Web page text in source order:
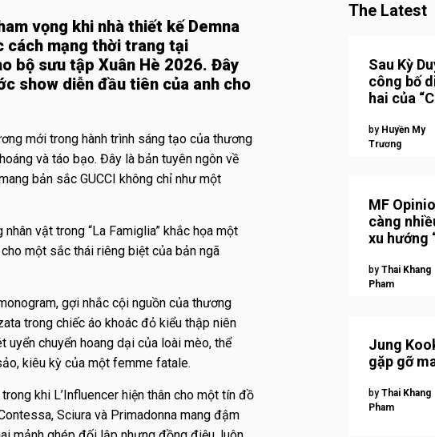
vọng khi nhà thiết kế Demna
cách mạng thời trang tại
bộ sưu tập Xuân Hè 2026. Đây
show diễn đầu tiên của anh cho
mới trong hành trình sáng tạo của thương
và táo bạo. Đây là bản tuyên ngôn về
bản sắc GUCCI không chỉ như một
vật trong “La Famiglia” khắc họa một
một sắc thái riêng biệt của bản ngã
gợi nhắc cội nguồn của thương
trong chiếc áo khoác đỏ kiểu thập niên
chuyển hoang dại của loài mèo, thể
kiêu kỳ của một femme fatale.
khi L’Influencer hiện thân cho một tín đồ
Sciura và Primadonna mang đậm
The Latest
Sau Kỳ
công bố
hai của
by Huyền My
Trương
MF
càng
xu hướng
by Thai Khang
Pham
Jung
gặp gỡ
by Thai Khang
Pham